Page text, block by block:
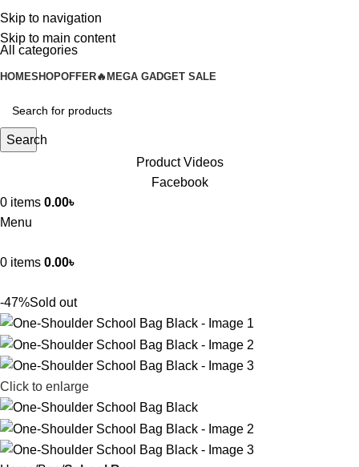
Skip to navigation
Skip to main content
All categories
HOMESHOPOFFER🔥 MEGA GADGET SALE
Search
Product Videos
Facebook
0 items 0.00৳
Menu
0 items 0.00৳
-47%Sold out
Click to enlarge